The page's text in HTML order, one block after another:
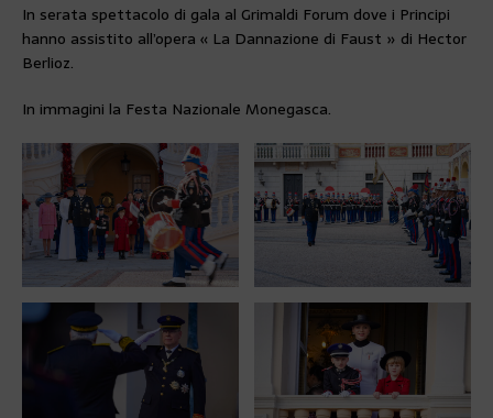
In serata spettacolo di gala al Grimaldi Forum dove i Principi
hanno assistito all’opera « La Dannazione di Faust » di Hector
Berlioz.
In immagini la Festa Nazionale Monegasca.